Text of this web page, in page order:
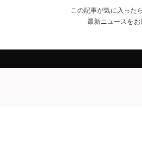
この記事が気に入った
最新ニュースを